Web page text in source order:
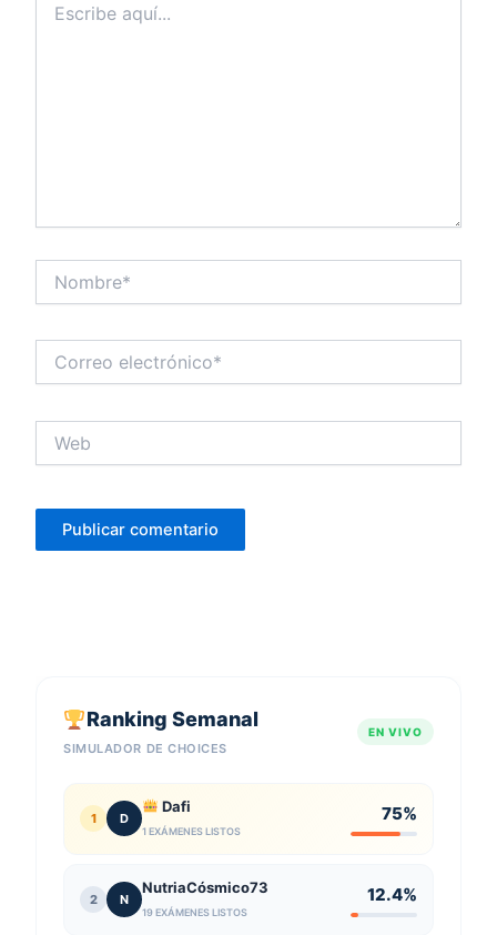
aquí...
electrónico*
Ranking Semanal
SIMULADOR DE CHOICES
EN VIVO
1 D
Dafi
1 EXÁMENES LISTOS
75%
2 N
NutriaCósmico73
19 EXÁMENES LISTOS
12.4%